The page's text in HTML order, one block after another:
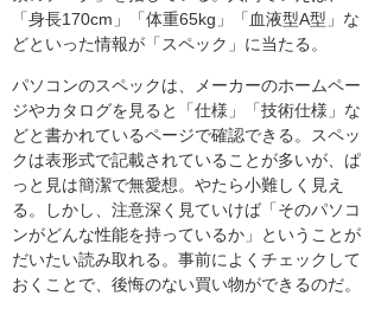
「身長170cm」「体重65kg」「血液型A型」な
どといった情報が「スペック」に当たる。
パソコンのスペックは、メーカーのホームペー
ジやカタログを見ると「仕様」「技術仕様」な
どと書かれているページで確認できる。スペッ
クは表形式で記載されていることが多いが、ぱ
っと見は簡潔で無愛想。やたら小難しく見え
る。しかし、注意深く見ていけば「そのパソコ
ンがどんな性能を持っているか」ということが
だいたい読み取れる。事前によくチェックして
おくことで、後悔のない買い物ができるのだ。